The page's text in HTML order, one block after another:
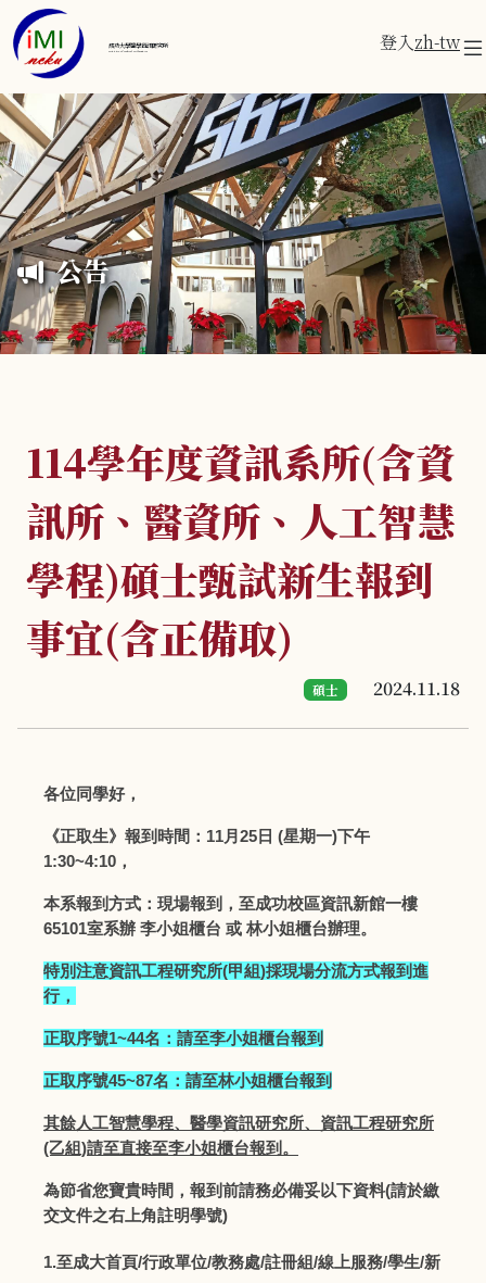
成功大學醫學資訊研究所
Institute of Medical Informatics 登入zh-tw
公告
114學年度資訊系所(含資
訊所、醫資所、人工智慧
學程)碩士甄試新生報到
事宜(含正備取)
碩士 2024.11.18
各位同學好，
《正取生》報到時間：11月25日 (星期一)下午
1:30~4:10，
本系報到方式：現場報到，至成功校區資訊新館一樓
65101室系辦 李小姐櫃台 或 林小姐櫃台辦理。
特別注意資訊工程研究所(甲組)採現場分流方式報到進
行，
正取序號1~44名：請至李小姐櫃台報到
正取序號45~87名：請至林小姐櫃台報到
其餘人工智慧學程、醫學資訊研究所、資訊工程研究所
(乙組)請至直接至李小姐櫃台報到。
為節省您寶貴時間，報到前請務必備妥以下資料(請於繳
交文件之右上角註明學號)
1.至成大首頁/行政單位/教務處/註冊組/線上服務/學生/新